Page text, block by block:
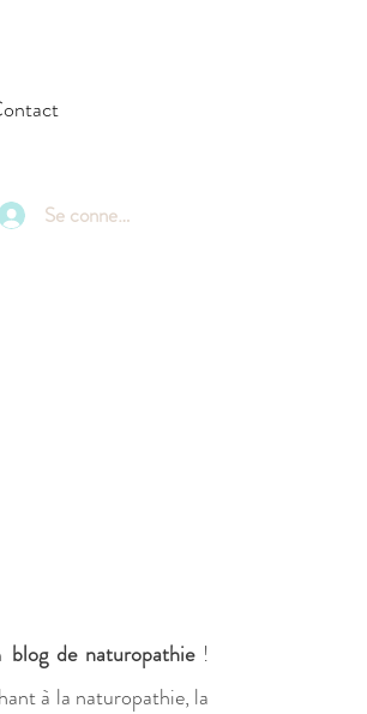
Se connecter
blog de naturopathie!
à la naturopathie, la